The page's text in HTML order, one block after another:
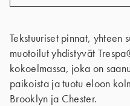
Tekstuuriset pinnat, yhteen
muotoilut yhdistyvät
kokoelmassa, joka on
paikoista ja tuotu eloon
Brooklyn ja Chester.